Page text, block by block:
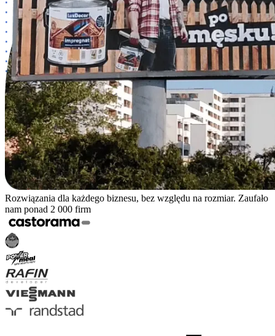
Rozwiązania dla każdego biznesu, bez względu na rozmiar. Zaufało
nam ponad 2 000 firm